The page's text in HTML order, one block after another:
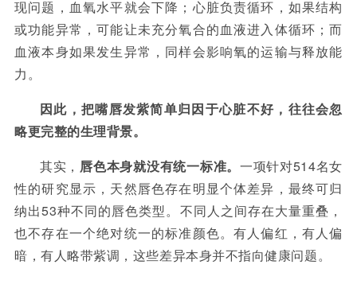
现问题，血氧水平就会下降；心脏负责循环，如果结构
或功能异常，可能让未充分氧合的血液进入体循环；而
血液本身如果发生异常，同样会影响氧的运输与释放能
力。
因此，把嘴唇发紫简单归因于心脏不好，往往会忽
略更完整的生理背景。
其实， 唇色本身就没有统一标准。 一项针对514名女
性的研究显示，天然唇色存在明显个体差异，最终可归
纳出53种不同的唇色类型。不同人之间存在大量重叠，
也不存在一个绝对统一的标准颜色。有人偏红，有人偏
暗，有人略带紫调，这些差异本身并不指向健康问题。